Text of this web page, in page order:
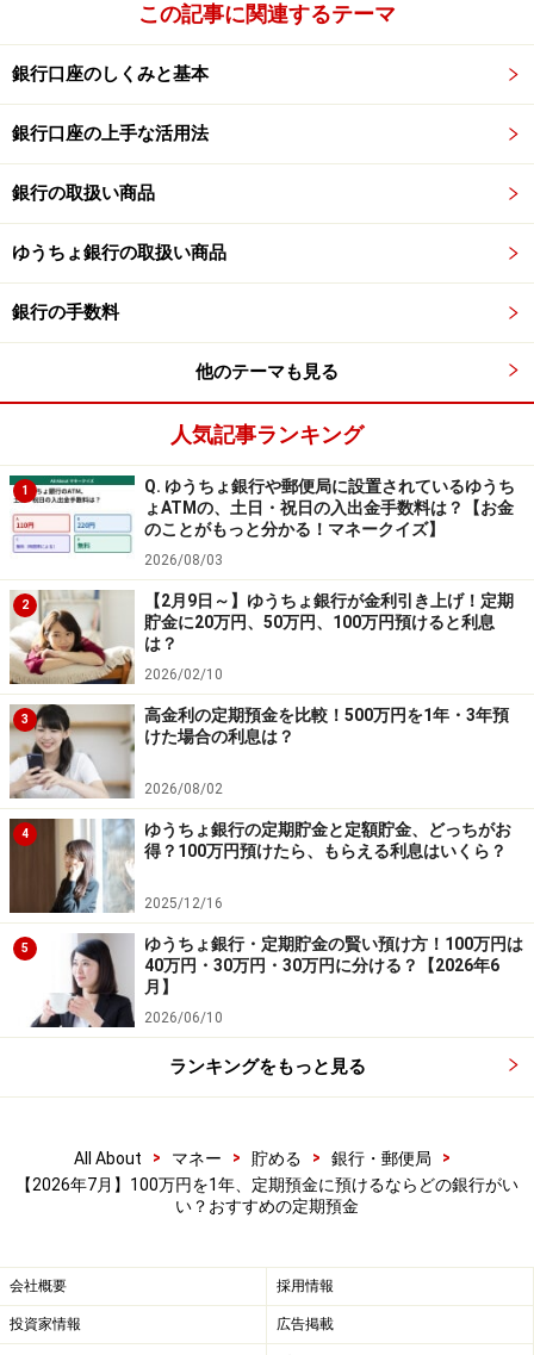
商品名：円定期預金
金利：1.25％
預入期間：1年
預入金額：1000円以上（1円単位）
※「円定期特別金利」が適用された金利。新規預け入れ
象。対象期間は2026年6月1日～8月31日。2026年6月22
日に1.10％から金利引き上げ。
商品名：eダイレクト定期預金～インターネット取
引専用預金～スーパー定期
金利：1.25％
預入期間：1年
預入金額：100万円以上300万円未満
※新規口座開設の場合は、「eダイレクト定期預金 優遇金
利プログラム」が利用でき、1年ものは金利年1.50％とな
る。預入上限額は1000万円。申し込みは、口座開設日か
ら翌々月末日まで。
新たに口座開設する方限定のキャンペーン
も！
この記事に関連するテーマ
銀行口座のしくみと基本
銀行口座の上手な活用法
銀行の取扱い商品
ゆうちょ銀行の取扱い商品
銀行の手数料
他のテーマも見る
人気記事ランキング
1
Q. ゆうちょ銀行や郵便局に設置されているゆうち
ょATMの、土日・祝日の入出金手数料は？【お金
のことがもっと分かる！マネークイズ】
2026/08/03
2
【2月9日～】ゆうちょ銀行が金利引き上げ！定期
貯金に20万円、50万円、100万円預けると利息
は？
2026/02/10
3
高金利の定期預金を比較！500万円を1年・3年預
けた場合の利息は？
2026/08/02
4
ゆうちょ銀行の定期貯金と定額貯金、どっちがお
得？100万円預けたら、もらえる利息はいくら？
2025/12/16
5
ゆうちょ銀行・定期貯金の賢い預け方！100万円は
40万円・30万円・30万円に分ける？【2026年6
月】
2026/06/10
ランキングをもっと見る
All About > マネー > 貯める > 銀行・郵便局
>
【2026年7月】100万円を1年、定期預金に預けるならどの銀行がい
い？おすすめの定期預金
会社概要 採用情報
投資家情報 広告掲載